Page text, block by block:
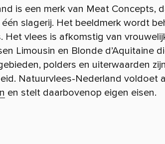
is een merk van Meat Concepts,
slagerij. Het beeldmerk wordt
Het vlees is afkomstig van
Limousin en Blonde d’Aquitaine
polders en uiterwaarden zijn
Natuurvlees-Nederland voldoet
en stelt daarbovenop eigen eisen.